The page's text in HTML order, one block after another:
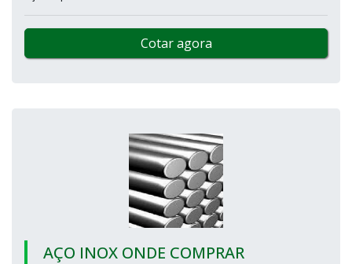
Cotar agora
AÇO INOX ONDE COMPRAR